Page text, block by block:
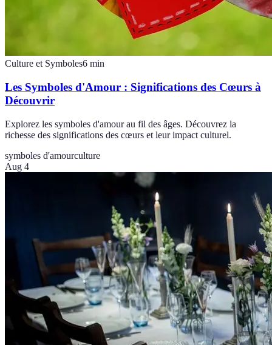
Culture et Symboles6 min
Les Symboles d'Amour : Significations des Cœurs à
Découvrir
Explorez les symboles d'amour au fil des âges. Découvrez la
richesse des significations des cœurs et leur impact culturel.
symboles d'amourculture
Aug 4